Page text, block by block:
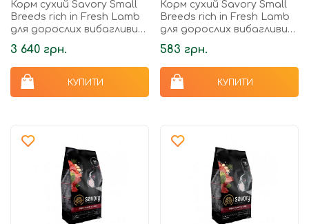
Корм сухий Savory Small
Breeds rich in Fresh Lamb
для дорослих вибагливих
собак малих порід до 10 кг
зі свіжим ягням...
3 640 грн.
КУПИТИ
Корм сухий Savory Small
Breeds rich in Fresh Lamb
для дорослих вибагливих
собак малих порід до 10 кг
зі свіжим ягням...
583 грн.
КУПИТИ